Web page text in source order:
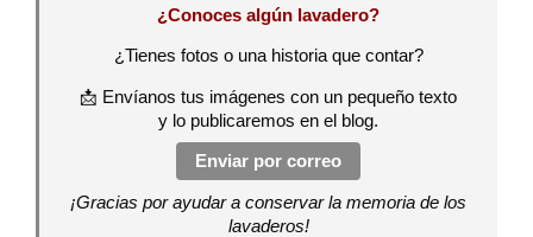
¿Conoces algún lavadero?
¿Tienes fotos o una historia que contar?
📩 Envíanos tus imágenes con un pequeño texto
y lo publicaremos en el blog.
Enviar por correo
¡Gracias por ayudar a conservar la memoria de los
lavaderos!